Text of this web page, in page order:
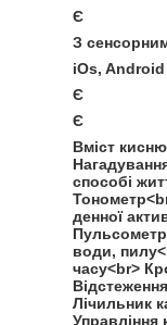
Є
З
iOs, Android
Є
Є
Вміст
способі
денної
води,
часу<br>
Лічильник